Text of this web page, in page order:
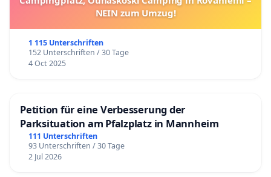
NEIN zum Umzug!
1 115 Unterschriften
152 Unterschriften / 30 Tage
4 Oct 2025
Petition für eine Verbesserung der
Parksituation am Pfalzplatz in Mannheim
111 Unterschriften
93 Unterschriften / 30 Tage
2 Jul 2026